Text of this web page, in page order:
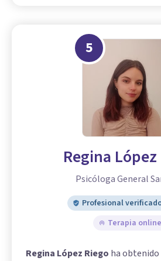
5
Regina
Psicóloga General
Profesional
Terapia online
Regina López Riego ha obtenido